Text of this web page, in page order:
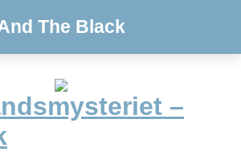
The Black
–